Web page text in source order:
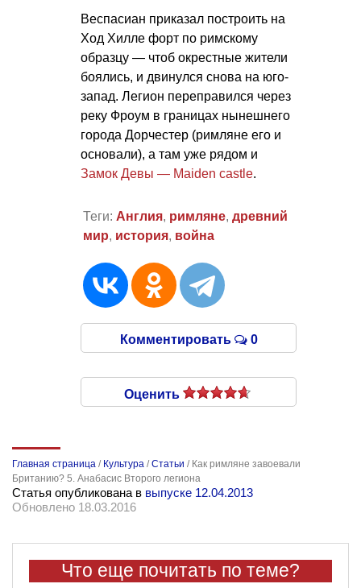
Веспасиан приказал построить на
Ход Хилле форт по римскому
образцу — чтоб окрестные жители
боялись, и двинулся снова на юго-
запад. Легион переправился через
реку Фроум в границах нынешнего
города Дорчестер (римляне его и
основали), а там уже рядом и
Замок Девы — Maiden castle.
Теги: Англия, римляне, древний
мир, история, война
Комментировать 0
Оценить
Главная страница / Культура /Статьи / Как римляне завоевали
Британию? 5. Анабасис Второго легиона
Статья опубликована в выпуске 12.04.2013
Обновлено 18.03.2016
Что еще почитать по теме?